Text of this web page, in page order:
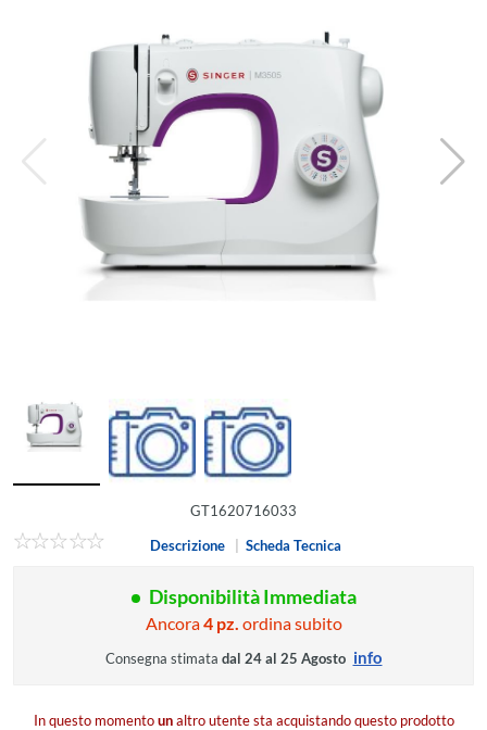
GT1620716033
Descrizione
Scheda Tecnica
Disponibilità Immediata
Ancora4 pz. ordina subito
Consegna stimata dal 24 al 25 Agosto info
In questo momentounaltro utente sta acquistando questo prodotto